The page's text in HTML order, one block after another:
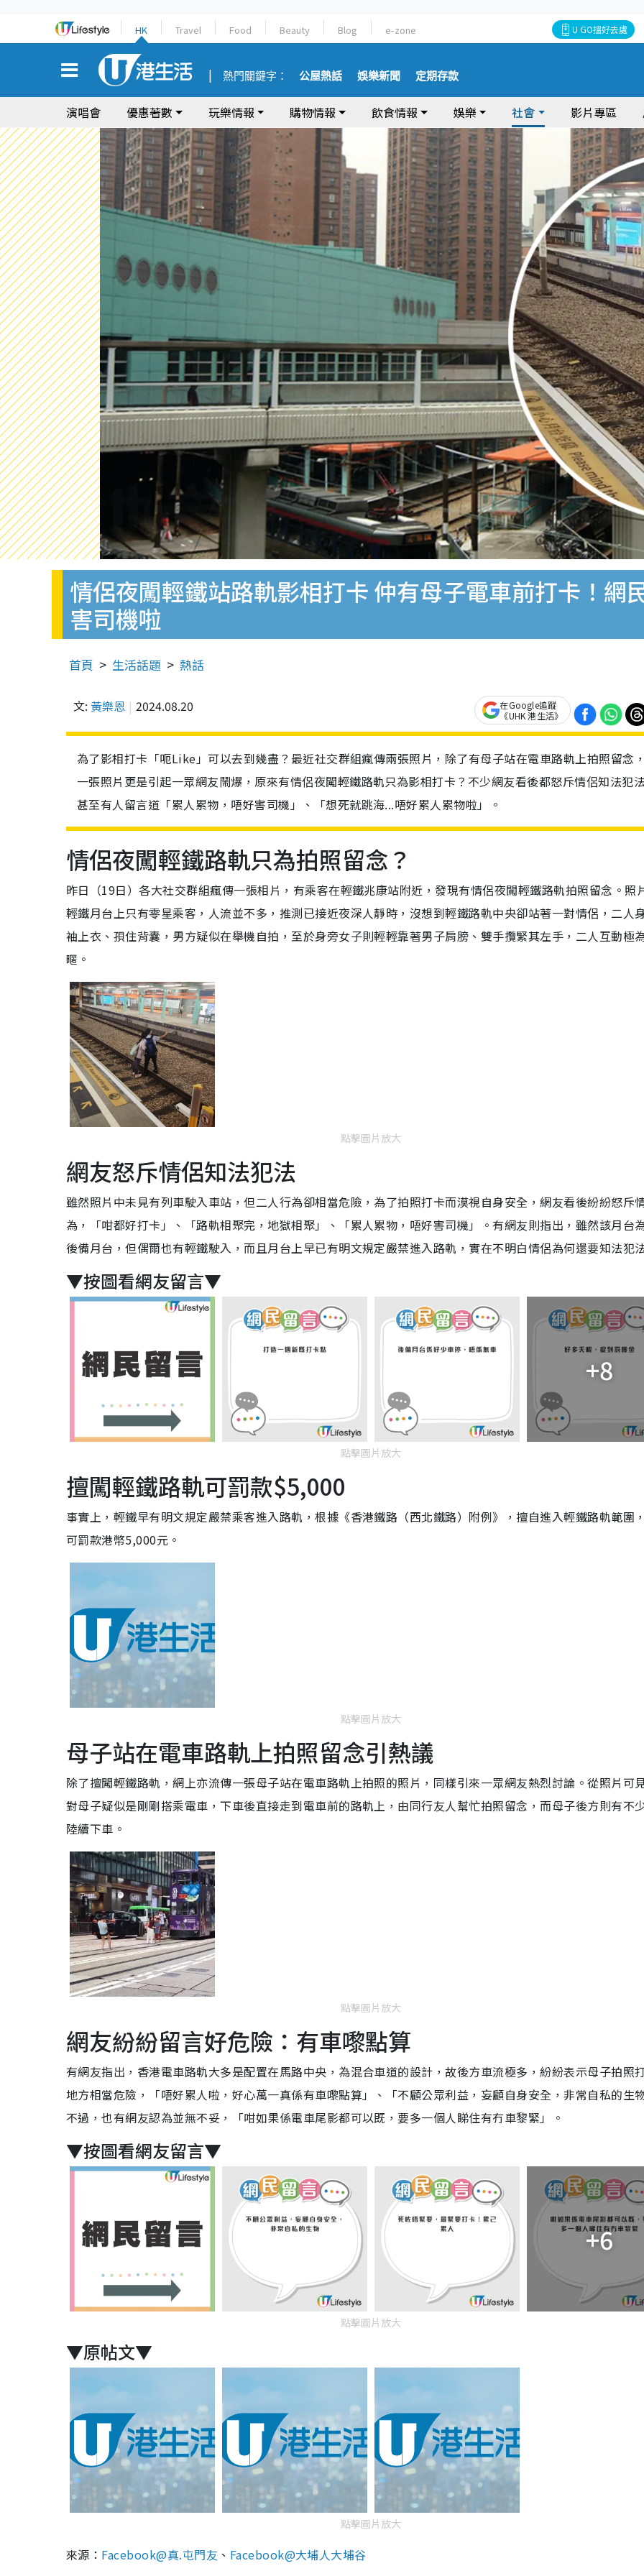
HK Travel Food Beauty Blog e-zone U GO搵好去處
熱門關鍵字： 公屋熱話 娛樂新聞 定期存款
演唱會 優惠著數 玩樂情報 購物情報 飲食情報 娛樂 社會 影片專區
情侶夜闖輕鐵站路軌影相打卡 仲有母子電車前打卡！網
害司機啦
首頁 生活話題 熱話
文: 黃樂恩 2024.08.20
在Google追蹤
《UHK 港生活》
為了影相打卡「呃Like」可以去到幾盡？最近社交群組瘋傳兩張照片，除了有母子站在電車路軌上拍照留念
一張照片更是引起一眾網友鬧爆，原來有情侶夜闖輕鐵路軌只為影相打卡？不少網友看後都怒斥情侶知法犯
甚至有人留言道「累人累物，唔好害司機」、「想死就跳海...唔好累人累物啦」。
情侶夜闖輕鐵路軌只為拍照留念？
昨日（19日）各大社交群組瘋傳一張相片，有乘客在輕鐵兆康站附近，發現有情侶夜闖輕鐵路軌拍照留念。照
輕鐵月台上只有零星乘客，人流並不多，推測已接近夜深人靜時，沒想到輕鐵路軌中央卻站著一對情侶，二人
袖上衣、孭住背囊，男方疑似在舉機自拍，至於身旁女子則輕輕靠著男子肩膀、雙手攬緊其左手，二人互動極
暱。
點擊圖片放大
網友怒斥情侶知法犯法
雖然照片中未見有列車駛入車站，但二人行為卻相當危險，為了拍照打卡而漠視自身安全，網友看後紛紛怒斥
為，「咁都好打卡」、「路軌相聚完，地獄相聚」、「累人累物，唔好害司機」。有網友則指出，雖然該月台
後備月台，但偶爾也有輕鐵駛入，而且月台上早已有明文規定嚴禁進入路軌，實在不明白情侶為何還要知法犯
▼按圖看網友留言▼
+8
點擊圖片放大
擅闖輕鐵路軌可罰款$5,000
事實上，輕鐵早有明文規定嚴禁乘客進入路軌，根據《香港鐵路（西北鐵路）附例》，擅自進入輕鐵路軌範圍
可罰款港幣5,000元。
點擊圖片放大
母子站在電車路軌上拍照留念引熱議
除了擅闖輕鐵路軌，網上亦流傳一張母子站在電車路軌上拍照的照片，同樣引來一眾網友熱烈討論。從照片可
對母子疑似是剛剛搭乘電車，下車後直接走到電車前的路軌上，由同行友人幫忙拍照留念，而母子後方則有不
陸續下車。
點擊圖片放大
網友紛紛留言好危險：有車嚟點算
有網友指出，香港電車路軌大多是配置在馬路中央，為混合車道的設計，故後方車流極多，紛紛表示母子拍照
地方相當危險，「唔好累人啦，好心萬一真係有車嚟點算」、「不顧公眾利益，妄顧自身安全，非常自私的生
不過，也有網友認為並無不妥，「咁如果係電車尾影都可以既，要多一個人睇住有冇車黎緊」。
▼按圖看網友留言▼
+6
點擊圖片放大
▼原帖文▼
點擊圖片放大
來源： Facebook@真.屯門友 、 Facebook@大埔人大埔谷